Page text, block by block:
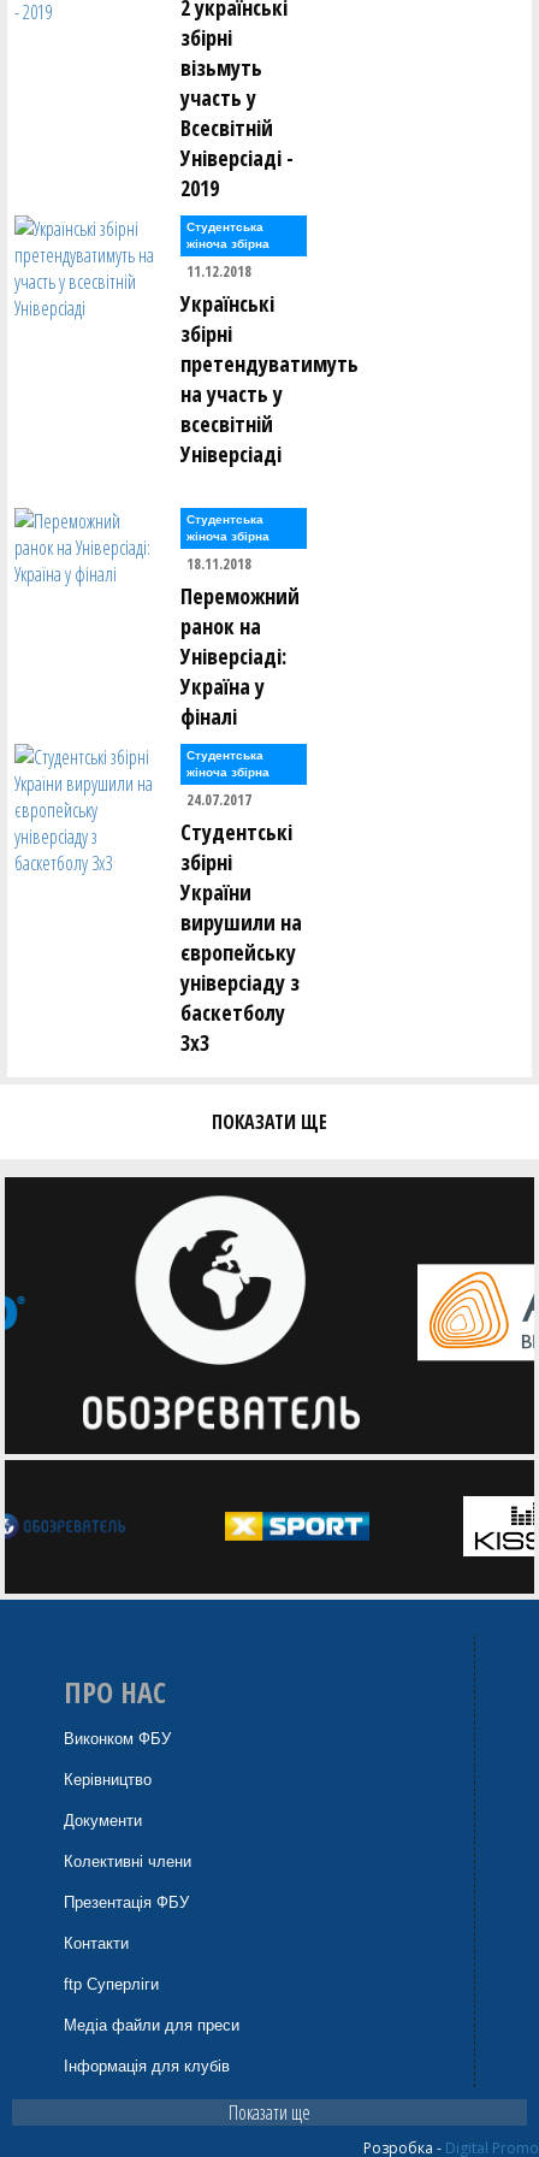
Світлана Середня ()
Олег Сивулицький ()
Валентин Сліпуха ()
Сергій Слободянюк ()
В'ячеслав Слюсар ()
Станіслав Смірнов ()
Віктор Соболевський ()
Антон Соловйов ()
Євген Сорока ()
Анна Сорокіна (Литвин) ()
Євгенія Спітковська ()
Максим Сташук ()
Богдан Стеценко ()
Ярослав Стецюк ()
Олександр Сукачов ()
Олексій Тимощук ()
І. Ткаченко ()
Євген Тодуров ()
Аліна Томін ()
Олександр Тюрін ()
Анастасія Усова ()
Олександр Федоренко ()
Сергій Федорів ()
Андрій Федорченко ()
Андрій Фоменко ()
Олександр Фоменко ()
Валерій Халавчук ()
Олександр Харченко ()
Глеб Шарапов ()
Дмитро Шарапов ()
Юрій Шевченко ()
Олексій Широбоков ()
Микола Шкьопу ()
Ганна Шликова ()
Юрій Щербак ()
Анна Юхимова ()
Максим Ярчук ()
Total players: 261
2 українські
збірні
візьмуть
участь у
Всесвітній
Універсіаді -
2019
Студентська
жіноча збірна
11.12.2018
Українські
збірні
претендуватимуть
на участь у
всесвітній
Універсіаді
Студентська
жіноча збірна
18.11.2018
Переможний
ранок на
Універсіаді:
Україна у
фіналі
Студентська
жіноча збірна
24.07.2017
Студентські
збірні
України
вирушили на
європейську
універсіаду з
баскетболу
3х3
ПОКАЗАТИ ЩЕ
ПРО НАС
Виконком ФБУ
Керівництво
Документи
Колективні члени
Презентація ФБУ
Контакти
ftp Суперліги
Медіа файли для преси
Інформація для клубів
Показати ще
Розробка - Digital Promo